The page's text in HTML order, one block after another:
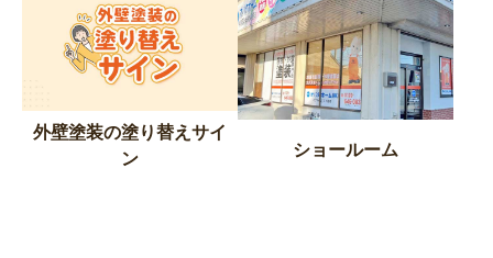
外壁塗装の塗り替えサイ
ン
ショールーム